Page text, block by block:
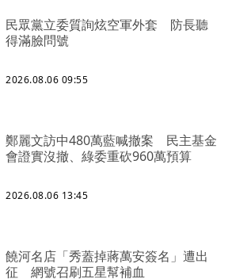
民眾黨立委質詢炫空軍外套 防長聽
得滿臉問號
2026.08.06 09:55
鄭麗文訪中480萬藍喊撤案 民主基金
會證實沒撤、綠委重砍960萬預算
2026.08.06 13:45
饒河名店「秀蓋掉蔣萬安簽名」遭出
征 網號召刷五星幫補血